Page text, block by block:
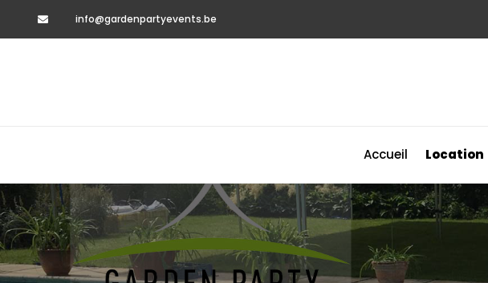
 info@gardenpartyevents.be
Accueil Location